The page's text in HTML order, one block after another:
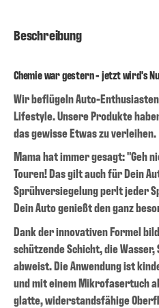
Beschreibung
Chemie war gestern - jetzt wird's
Wir beflügeln Auto-
Lifestyle. Unsere Produkte
das gewisse Etwas zu verleihen.
Mama hat immer gesagt: "Geh
Touren! Das gilt auch für Dein
Sprühversiegelung perlt jeder
Dein Auto genießt den ganz
Dank der innovativen Formel
schützende Schicht, die
abweist. Die Anwendung ist
und mit einem Mikrofasertuch
glatte, widerstandsfähige